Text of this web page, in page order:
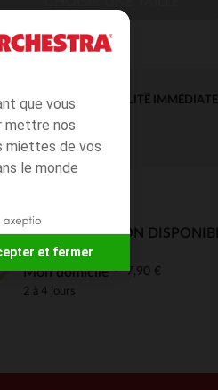
que vous
mettre nos
miettes de vos
le monde
et fermer
: Personnalisez vos Options
DISPONIBILITÉ
DE LIVRAISON
Mon domicile 7,90 €
2 à 4 jours